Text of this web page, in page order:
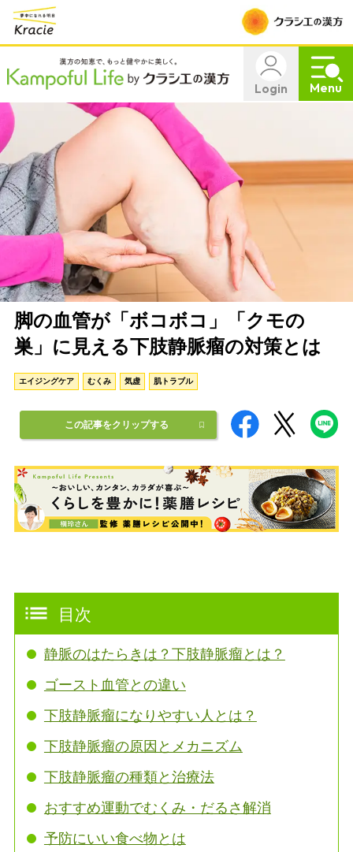
Login Menu
脚の血管が「ボコボコ」「クモの
巣」に見える下肢静脈瘤の対策とは
エイジングケア むくみ 気虚 肌トラブル
この記事をクリップする
目次
静脈のはたらきは？下肢静脈瘤とは？
ゴースト血管との違い
下肢静脈瘤になりやすい人とは？
下肢静脈瘤の原因とメカニズム
下肢静脈瘤の種類と治療法
おすすめ運動でむくみ・だるさ解消
予防にいい食べ物とは